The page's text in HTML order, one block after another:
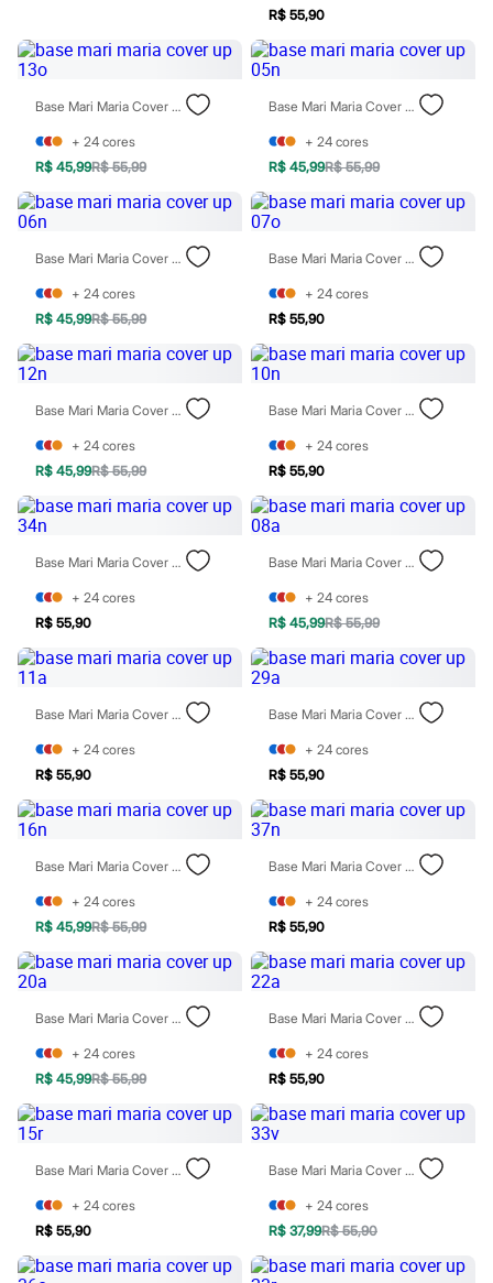
Óculos
Relógios
Calçados
Botas
Rasteirinhas
Sandálias
Tênis
Marcas
Clock House
Mindset
Sawary
Yessica
Moda esportiva
Acessórios
Blusas
Calçados
Leggings
Shorts e Bermudas
Tops
Moda íntima
Calcinhas
Cintas e Modeladores
Meias
Pijamas
Moda praia
Biquínis
Saídas de praia
Personagens
Blusas e Camisetas
Calças
Casacos e Jaquetas
Jeans
Moda esportiva
Shorts e Saias
Vestidos
Masculino
Em alta
Dia dos Pais
Inverno
Novidades
Roupas
Bermudas
Camisas
Calças
Casacos e Jaquetas
Jeans
Acessórios
Bolsas e Mochilas
Cintos
Carteiras
Óculos
Relógios
Calçados
Botas
R$ 55,90
Base Mari Maria Cover Up 13o
+ 24 cores
R$ 45,99R$ 55,99
Base Mari Maria Cover Up 05n
+ 24 cores
R$ 45,99R$ 55,99
Base Mari Maria Cover Up 06n
+ 24 cores
R$ 45,99R$ 55,99
Base Mari Maria Cover Up 07o
+ 24 cores
R$ 55,90
Base Mari Maria Cover Up 12n
+ 24 cores
R$ 45,99R$ 55,99
Base Mari Maria Cover Up 10n
+ 24 cores
R$ 55,90
Base Mari Maria Cover Up 34n
+ 24 cores
R$ 55,90
Base Mari Maria Cover Up 08a
+ 24 cores
R$ 45,99R$ 55,99
Base Mari Maria Cover Up 11a
+ 24 cores
R$ 55,90
Base Mari Maria Cover Up 29a
+ 24 cores
R$ 55,90
Base Mari Maria Cover Up 16n
+ 24 cores
R$ 45,99R$ 55,99
Base Mari Maria Cover Up 37n
+ 24 cores
R$ 55,90
Base Mari Maria Cover Up 20a
+ 24 cores
R$ 45,99R$ 55,99
Base Mari Maria Cover Up 22a
+ 24 cores
R$ 55,90
Base Mari Maria Cover Up 15r
+ 24 cores
R$ 55,90
Base Mari Maria Cover Up 33v
+ 24 cores
R$ 37,99R$ 55,90